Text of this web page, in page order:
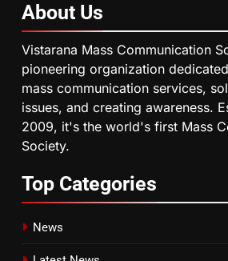
About Us
Vistarana Mass Communication
pioneering organization
mass communication services,
issues, and creating awareness.
2009, it's the world's first Mass
Society.
Top Categories
News